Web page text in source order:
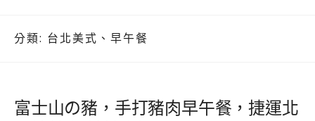
分類: 台北美式、早午餐
富士山の豬，手打豬肉早午餐，捷運北